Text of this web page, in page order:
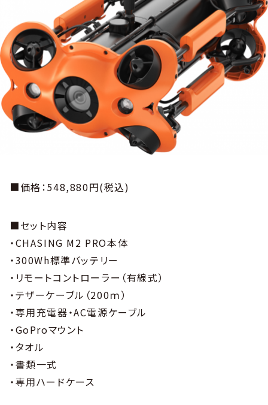
■価格：548,880円(税込)
■セット内容
・CHASING M2 PRO本体
・300Wh標準バッテリー
・リモートコントローラー（有線式）
・テザーケーブル（200ｍ）
・専用充電器・AC電源ケーブル
・GoProマウント
・タオル
・書類一式
・専用ハードケース